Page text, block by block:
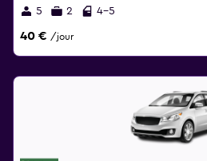
5 2 4-5
40 € /jour